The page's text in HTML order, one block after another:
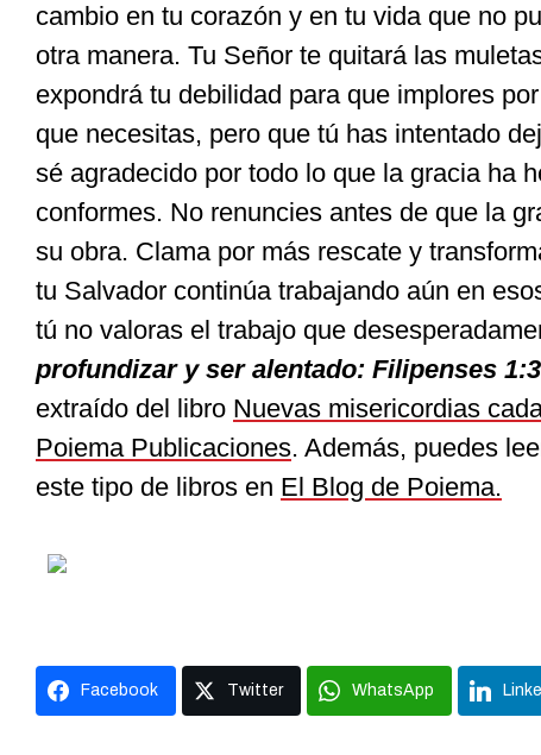
cambio en tu corazón y en tu vida que no
otra manera. Tu Señor te quitará las
expondrá tu debilidad para que implores
que necesitas, pero que tú has intentado
sé agradecido por todo lo que la gracia ha
conformes. No renuncies antes de que la
su obra. Clama por más rescate y
tu Salvador continúa trabajando aún en
tú no valoras el trabajo que
profundizar y ser alentado: Filipenses
extraído del libro Nuevas misericordias
Poiema Publicaciones. Además, puedes
este tipo de libros en El Blog de Poiema.
Facebook Twitter WhatsApp